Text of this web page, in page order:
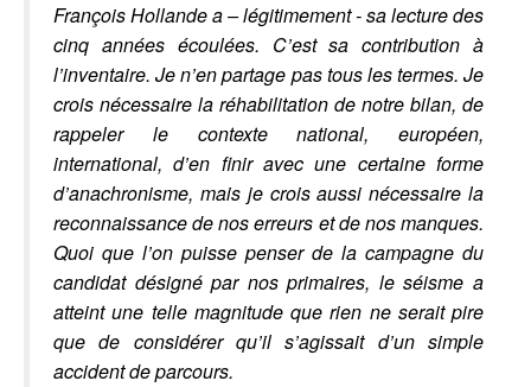
François Hollande a – légitimement - sa lecture des
cinq années écoulées. C’est sa contribution à
l’inventaire. Je n’en partage pas tous les termes. Je
crois nécessaire la réhabilitation de notre bilan, de
rappeler le contexte national, européen,
international, d’en finir avec une certaine forme
d’anachronisme, mais je crois aussi nécessaire la
reconnaissance de nos erreurs et de nos manques.
Quoi que l’on puisse penser de la campagne du
candidat désigné par nos primaires, le séisme a
atteint une telle magnitude que rien ne serait pire
que de considérer qu’il s’agissait d’un simple
accident de parcours.